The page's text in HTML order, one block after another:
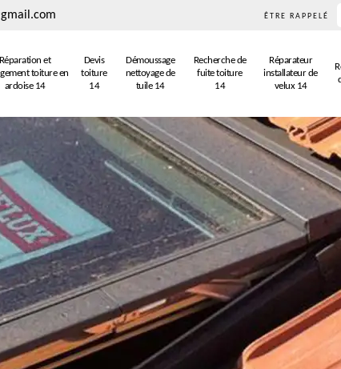
ÊTRE RAPPELÉ
Réparation et
toiture en
ardoise 14
Devis
toiture
14
Démoussage
nettoyage de
tuile 14
Recherche de
fuite toiture
14
Réparateur
installateur de
velux 14